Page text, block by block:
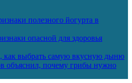
полезного йогурта в
опасной для здоровья
как выбрать самую вкусную дыню
объяснил, почему грибы нужно